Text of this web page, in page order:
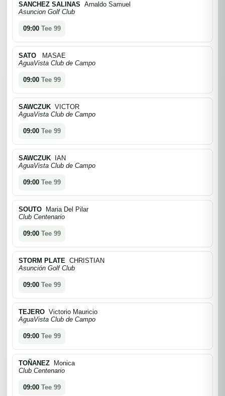
SANCHEZ SALINAS Arnaldo Samuel
Asuncion Golf Club
09:00 Tee 99
SATO MASAE
AguaVista Club de Campo
09:00 Tee 99
SAWCZUK VICTOR
AguaVista Club de Campo
09:00 Tee 99
SAWCZUK IAN
AguaVista Club de Campo
09:00 Tee 99
SOUTO Maria Del Pilar
Club Centenario
09:00 Tee 99
STORM PLATE CHRISTIAN
Asunción Golf Club
09:00 Tee 99
TEJERO Victorio Mauricio
AguaVista Club de Campo
09:00 Tee 99
TOÑANEZ Monica
Club Centenario
09:00 Tee 99